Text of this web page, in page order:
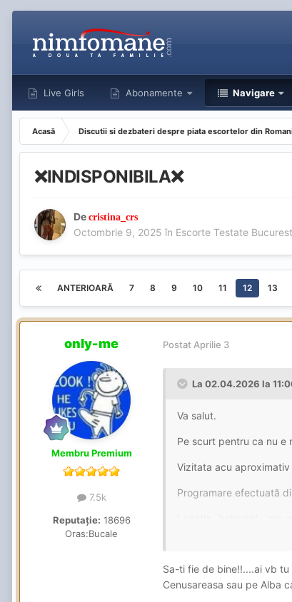
Live Girls Abonamente Navigare
Acasă Discutii si dezbateri despre piata escortelor din
❌INDISPONIBILA❌
De cristina_crs
Octombrie 9, 2025 în Escorte Testate
ANTERIOARĂ 7 8 9 10 11 12 13
only-me
Membru Premium
7.5k
Reputație: 18696
Oras:Bucale
Postat Aprilie 3
La 02.04.2026 la
Va salut.
Pe scurt pentru ca nu e
Vizitata acu aproximativ
Programare efectuată
Oral - 6 cu indulgenta,
Sa-ti fie de bine!!....ai vb
Cenusareasa sau pe Alba